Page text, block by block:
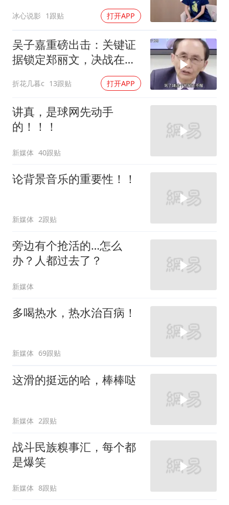
冰心说影 1跟贴 打开APP
吴子嘉重磅出击：关键证
据锁定郑丽文，决战在
折花几暮c 13跟贴 打开APP
讲真，是球网先动手
的！！！
新媒体 40跟贴
论背景音乐的重要性！！
新媒体 2跟贴
旁边有个抢活的…怎么
办？人都过去了？
新媒体
多喝热水，热水治百病！
新媒体 69跟贴
这滑的挺远的哈，棒棒哒
新媒体 2跟贴
战斗民族糗事汇，每个都
是爆笑
新媒体 8跟贴